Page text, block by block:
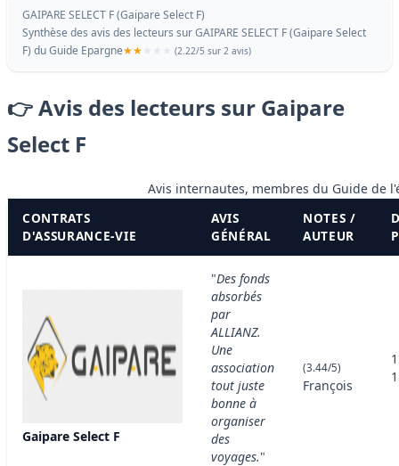
GAIPARE SELECT F (Gaipare Select F)
Synthèse des avis des lecteurs sur GAIPARE SELECT F (Gaipare Select
F) duGuide Epargne (2.22/5 sur 2 avis)
👉 Avis des lecteurs sur Gaipare
Select F
Avis internautes, membres du Guide de
CONTRATS
D'ASSURANCE-VIE
AVIS
GÉNÉRAL
NOTES /
AUTEUR
Gaipare Select F
"Des fonds
absorbés
par
ALLIANZ.
Une
association
tout juste
bonne à
organiser
des
voyages."
(3.44/5)
François